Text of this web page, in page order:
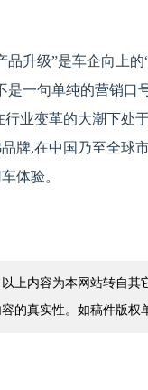
品升级”是车企向上
是一句单纯的营销口
行业变革的大潮下处
牌,在中国乃至全球
体验。
上内容为本网站转自其
的真实性。如稿件版权